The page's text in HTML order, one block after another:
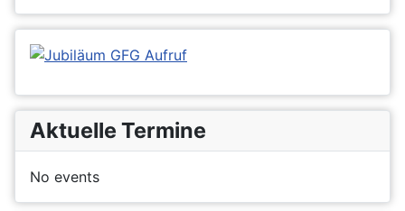
Aktuelle Termine
No events